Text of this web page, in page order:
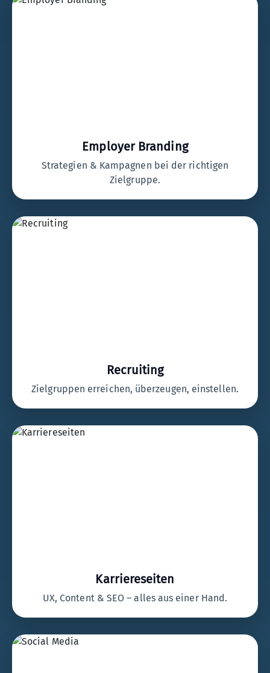
Employer Branding
Strategien & Kampagnen bei der richtigen
Zielgruppe.
Recruiting
Zielgruppen erreichen, überzeugen, einstellen.
Karriereseiten
UX, Content & SEO – alles aus einer Hand.